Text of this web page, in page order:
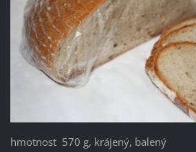
hmotnost 570 g, krájený, balený